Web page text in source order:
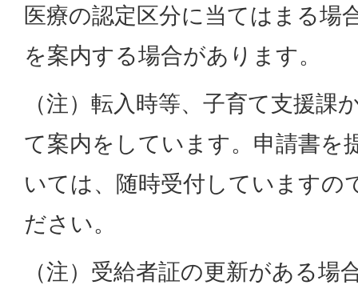
医療の認定区分に当てはまる場
を案内する場合があります。
（注）転入時等、子育て支援課
て案内をしています。申請書を
いては、随時受付していますの
ださい。
（注）受給者証の更新がある場